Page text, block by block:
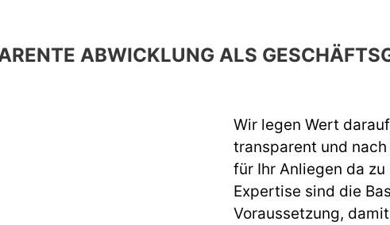
ABWICKLUNG ALS
Wir legen Wert
transparent und
für Ihr Anliegen da
Expertise sind die
Voraussetzung,